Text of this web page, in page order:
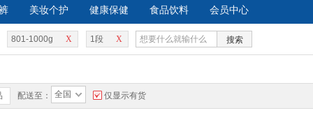
美妆个护 健康保健 食品饮料 会员中心
X
801-1000g X
1段 搜索
配送至： 全国 仅显示有货